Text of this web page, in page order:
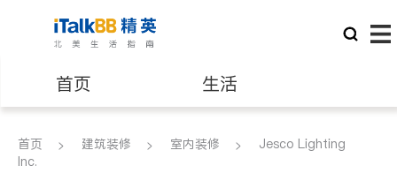
首页 生活
医生 律师
首页 建筑装修 室内装修
Jesco Lighting
Inc.